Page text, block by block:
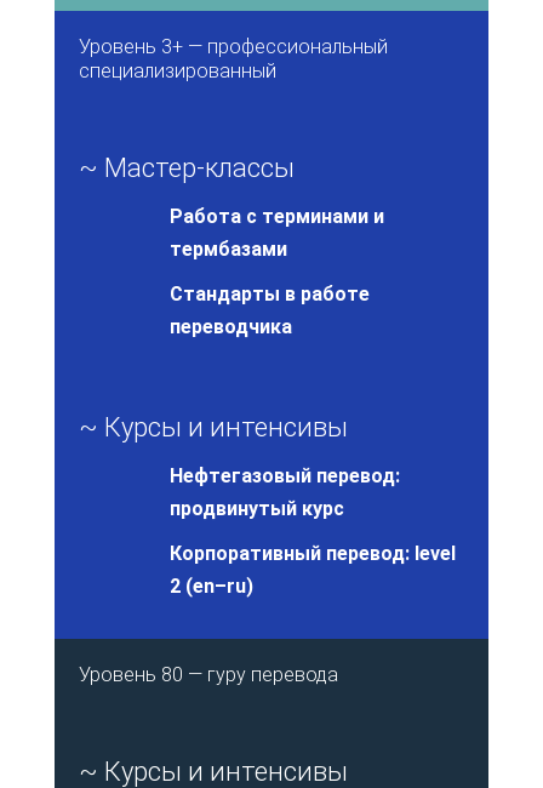
Уровень 3+ — профессиональный
специализированный
~ Мастер-классы
Работа с терминами и
термбазами
Стандарты в работе
переводчика
~ Курсы и интенсивы
Нефтегазовый перевод:
продвинутый курс
Корпоративный перевод: level
2 (en–ru)
Уровень 80 — гуру перевода
~ Курсы и интенсивы